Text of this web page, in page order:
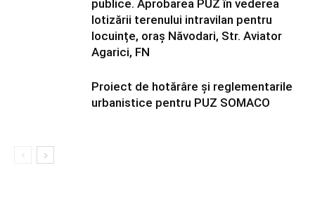
publice. Aprobarea PUZ în vederea
lotizării terenului intravilan pentru
locuințe, oraș Năvodari, Str. Aviator
Agarici, FN
Proiect de hotărâre și reglementarile
urbanistice pentru PUZ SOMACO